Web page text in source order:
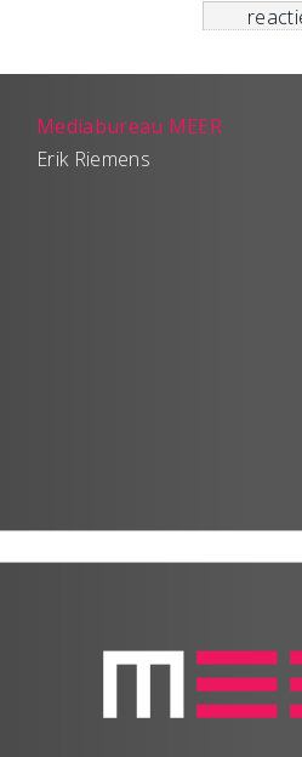
Mediabureau MEER
Erik Riemens